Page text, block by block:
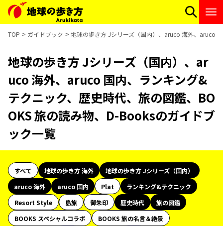
TOP ガイドブック 地球の歩き方 Jシリーズ（国内）、aruco 海外、aruco
地球の歩き方 Jシリーズ（国内）、ar
uco 海外、aruco 国内、ランキング&
テクニック、歴史時代、旅の図鑑、BO
OKS 旅の読み物、D-Booksのガイドブ
ック一覧
すべて 地球の歩き方 海外
地球の歩き方 Jシリーズ（国内）
aruco 海外
aruco 国内 Plat
ランキング&テクニック
Resort Style
島旅 御朱印 歴史時代
旅の図鑑
BOOKS スペシャルコラボ
BOOKS 旅の名言＆絶景